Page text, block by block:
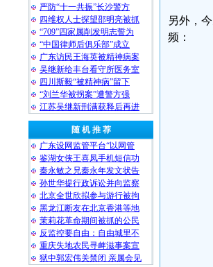
严防“十一共振”长沙警方
四维权人士探望邵明亮被抓
“709”四家属削发明志誓为
“中国律师后俱乐部”成立
广东访民王海英被精神病案
吴继新给丰台看守所医务室
四川斯毅“被精神病”留下
“刘兰华被拐案”遭警方强
江苏吴继新刑满获释后再进
随 机 推 荐
广东设网监管平台“以网管
鉴湖女侠王喜凤手机短信功
秦永敏之兄秦永年发文状告
孙世华提行政诉讼并向监察
北京全世欣拟参与游行被拘
黑龙江断友在北京香港等地
茉莉花革命期间被抓的公民
反监控要自由：自由城里不
重庆失地农民寻衅滋事案宣
狱中郭宏伟关禁闭 亲属会见
另外，
频：